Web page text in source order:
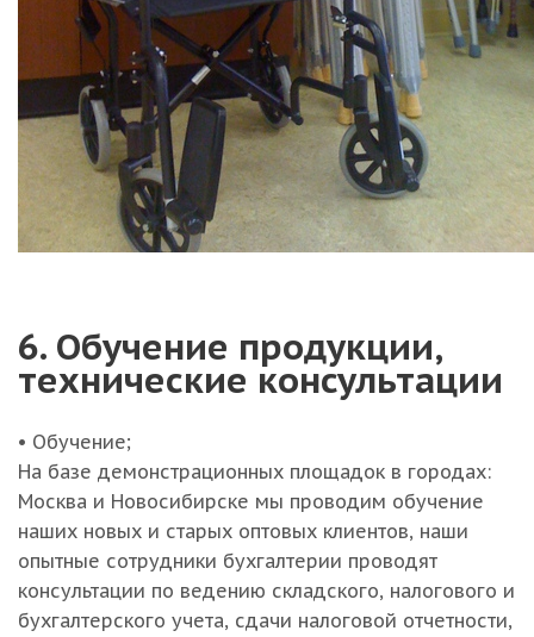
6. Обучение продукции,
технические консультации
• Обучение;
На базе демонстрационных площадок в городах:
Москва и Новосибирске мы проводим обучение
наших новых и старых оптовых клиентов, наши
опытные сотрудники бухгалтерии проводят
консультации по ведению складского, налогового и
бухгалтерского учета, сдачи налоговой отчетности,